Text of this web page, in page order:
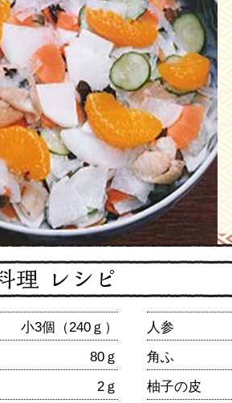
小3個（240ｇ）
人参
80ｇ
角ふ
2ｇ 柚子の皮